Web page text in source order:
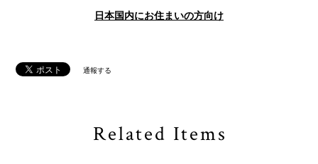
日本国内にお住まいの方向け
通報する
Related Items